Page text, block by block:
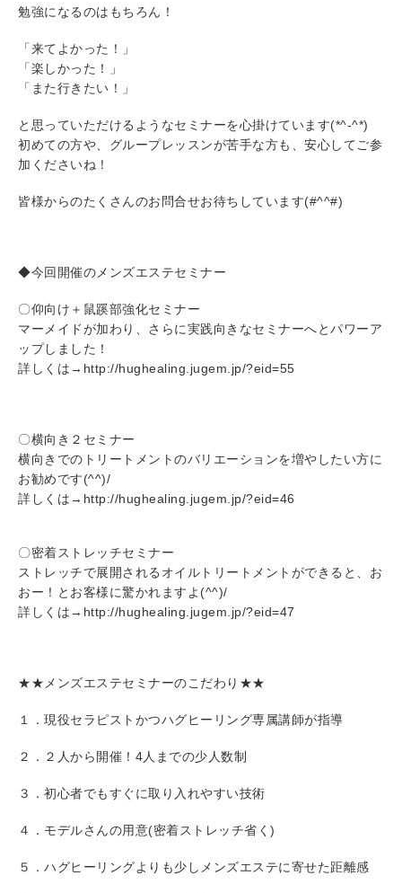
勉強になるのはもちろん！
「来てよかった！」
「楽しかった！」
「また行きたい！」
と思っていただけるようなセミナーを心掛けています(*^-^*)
初めての方や、グループレッスンが苦手な方も、安心してご参
加くださいね！
皆様からのたくさんのお問合せお待ちしています(#^^#)
◆今回開催のメンズエステセミナー
〇仰向け＋鼠蹊部強化セミナー
マーメイドが加わり、さらに実践向きなセミナーへとパワーア
ップしました！
詳しくは→http://hughealing.jugem.jp/?eid=55
〇横向き２セミナー
横向きでのトリートメントのバリエーションを増やしたい方に
お勧めです(^^)/
詳しくは→http://hughealing.jugem.jp/?eid=46
〇密着ストレッチセミナー
ストレッチで展開されるオイルトリートメントができると、お
おー！とお客様に驚かれますよ(^^)/
詳しくは→http://hughealing.jugem.jp/?eid=47
★★メンズエステセミナーのこだわり★★
１．現役セラピストかつハグヒーリング専属講師が指導
２．２人から開催！4人までの少人数制
３．初心者でもすぐに取り入れやすい技術
４．モデルさんの用意(密着ストレッチ省く)
５．ハグヒーリングよりも少しメンズエステに寄せた距離感